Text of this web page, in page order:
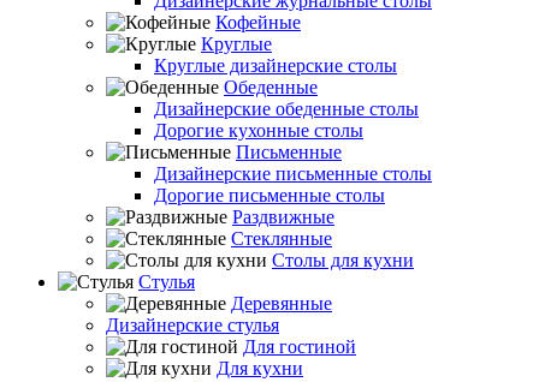
Кофейные
Круглые
Круглые дизайнерские столы
Обеденные
Дизайнерские обеденные столы
Дорогие кухонные столы
Письменные
Дизайнерские письменные столы
Дорогие письменные столы
Раздвижные
Стеклянные
Столы для кухни
Стулья
Деревянные
Дизайнерские стулья
Для гостиной
Для кухни